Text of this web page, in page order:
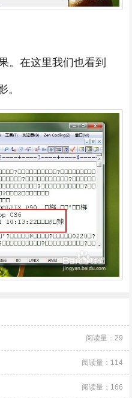
。在这里我们也看到
。
阅读量：29
阅读量：114
阅读量：166